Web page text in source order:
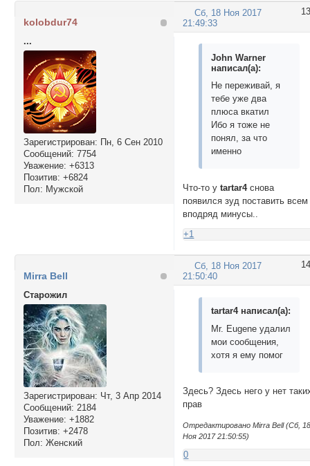
13
Сб, 18 Ноя 2017
21:49:33
kolobdur74
...
Зарегистрирован: Пн, 6 Сен 2010
Сообщений: 7754
Уважение: +6313
Позитив: +6824
Пол: Мужской
John Warner
написал(а):
Не переживай, я
тебе уже два
плюса вкатил
Ибо я тоже не
понял, за что
именно
Что-то уtartar4снова
появился зуд поставить всем
вподряд минусы..
+1
14
Сб, 18 Ноя 2017
21:50:40
Mirra Bell
Cтарожил
Зарегистрирован: Чт, 3 Апр 2014
Сообщений: 2184
Уважение: +1882
Позитив: +2478
Пол: Женский
tartar4 написал(а):
Mr. Eugene удалил
мои сообщения,
хотя я ему помог
Здесь? Здесь него у нет
прав
Отредактировано Mirra Bell (Сб,
Ноя 2017 21:50:55)
0